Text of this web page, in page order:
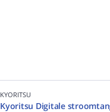
KYORITSU
Kyoritsu Digitale